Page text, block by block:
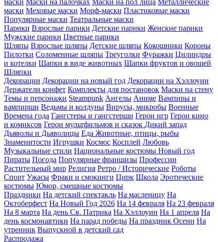
маски Маски на палочках Маски на пол лица Металлические
маски Меховые маски Морф-маски Пластиковые маски
Популярные маски Театральные маски
Парики Взрослые парики Детские парики Женские парики
Мужские парики Цветные парики
Шляпы Взрослые шляпы Детские шляпы Кокошники Короны
Пилотки Соломенные шляпы Треуголки Фуражки Цилиндры
и котелки Шапки в виде животных Шапки фруктов и овощей
Шляпки
Декорации Декорации на новый год Декорации на Хэллоуин
Держатели конфет Комплекты для постановок Маски на стену
Темы и персонажи Steampunk Ангелы Аниме Вампиры и
вампирши Ведьмы и колдуны Вирусы, микробы Военные
Времена года Гангстеры и гангстерши Герои игр Герои кино
и комиксов Герои мультфильмов и сказок Дикий запад
Дьяволы и Дьяволицы Еда Животные, птицы, рыбы
Знаменитости Игрушки Космос Косплей Любовь
Музыкальные стили Национальные костюмы Новый год
Пираты Погода Популярные франшизы Профессии
Растительный мир Религия Ретро / Исторические Роботы
Спорт Ужасы Фраки и смокинги Цирк Школа Эротические
костюмы Юмор, смешные костюмы
Праздники На детский спектакль На масленицу На
Октоберфест На Новый Год 2026 На 14 февраля На 23 февраля
На 8 марта На день Св. Патрика На Хэллоуин На 1 апреля На
день космонавтики На парад победы На праздник Осени На
утренник Выпускной в детский сад
Распродажа